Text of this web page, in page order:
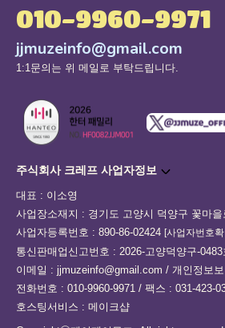
010-9960-9971
jjmuzeinfo@gmail.com
1:1문의는 위 메일로 부탁드립니다.
주식회사 크레프 사업자정보
대표 : 이소영
사업장소재지 : 경기도 고양시 덕양구 꽃마을
사업자등록번호 : 890-86-02424 [사업자번호
통신판매업신고번호 : 2026-고양덕양구-0483
이메일 : jjmuzeinfo@gmail.com / 개인정보
전화번호 : 010-9960-9971 / 팩스 : 031-423-
호스팅서비스 : 메이크샵